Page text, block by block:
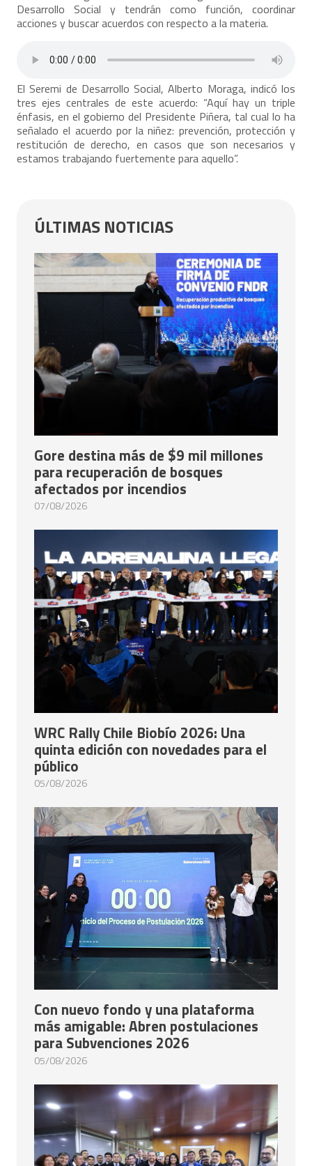
Desarrollo Social y tendrán como función, coordinar
acciones y buscar acuerdos con respecto a la materia.
El Seremi de Desarrollo Social, Alberto Moraga, indicó los
tres ejes centrales de este acuerdo: “Aquí hay un triple
énfasis, en el gobierno del Presidente Piñera, tal cual lo ha
señalado el acuerdo por la niñez: prevención, protección y
restitución de derecho, en casos que son necesarios y
estamos trabajando fuertemente para aquello”.
ÚLTIMAS NOTICIAS
Gore destina más de $9 mil millones
para recuperación de bosques
afectados por incendios
07/08/2026
WRC Rally Chile Biobío 2026: Una
quinta edición con novedades para el
público
05/08/2026
Con nuevo fondo y una plataforma
más amigable: Abren postulaciones
para Subvenciones 2026
05/08/2026